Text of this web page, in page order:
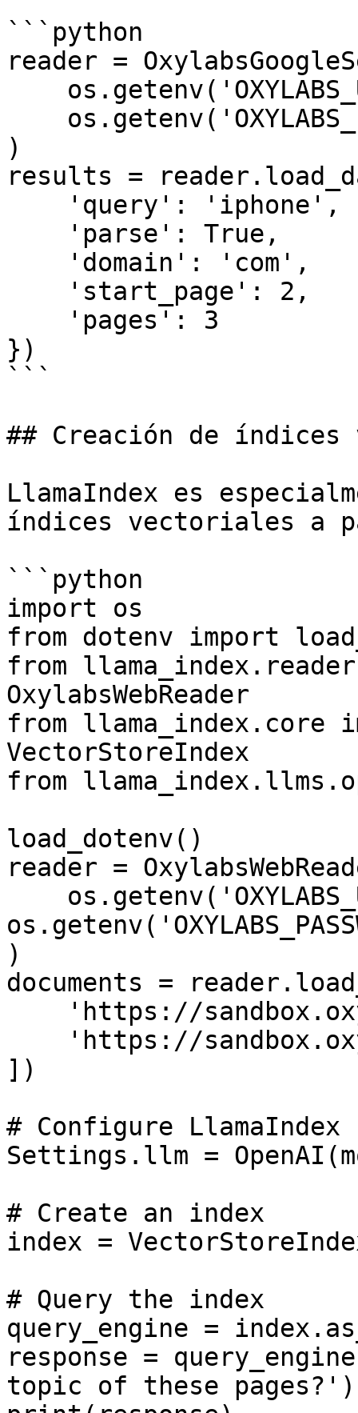
```python
reader =
)
results =
})
```
## Creación de
LlamaIndex es
índices vectoriales a
```python
import os
from dotenv import
from
OxylabsWebReader
from llama_index.core
VectorStoreIndex
from
load_dotenv()
reader =
)
documents =
])
# Configure
Settings.llm =
# Create an index
index =
# Query the index
query_engine =
response =
topic of these pages?')